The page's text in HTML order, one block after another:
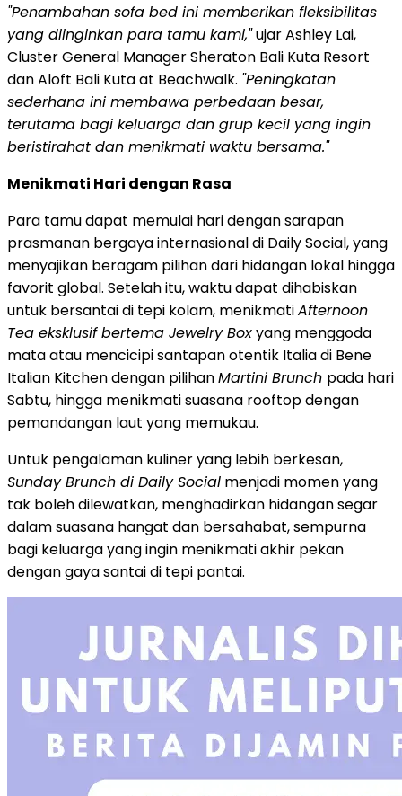
"Penambahan sofa bed ini memberikan fleksibilitas
yang diinginkan para tamu kami,"ujarAshley Lai,
Cluster General Manager Sheraton Bali Kuta Resort
dan Aloft Bali Kuta at Beachwalk. "Peningkatan
sederhana ini membawa perbedaan besar,
terutama bagi keluarga dan grup kecil yang ingin
beristirahat dan menikmati waktu bersama."
Menikmati Hari dengan Rasa
Para tamu dapat memulai hari dengan sarapan
prasmanan bergaya internasional di Daily Social, yang
menyajikan beragam pilihan dari hidangan lokal hingga
favorit global. Setelah itu, waktu dapat dihabiskan
untuk bersantai di tepi kolam, menikmatiAfternoon
Tea eksklusif bertema Jewelry Boxyang menggoda
mata atau mencicipi santapan otentik Italia di Bene
Italian Kitchen dengan pilihanMartini Brunch pada hari
Sabtu, hingga menikmati suasana rooftop dengan
pemandangan laut yang memukau.
Untuk pengalaman kuliner yang lebih berkesan,
Sunday Brunch di Daily Social menjadi momen yang
tak boleh dilewatkan, menghadirkan hidangan segar
dalam suasana hangat dan bersahabat, sempurna
bagi keluarga yang ingin menikmati akhir pekan
dengan gaya santai di tepi pantai.